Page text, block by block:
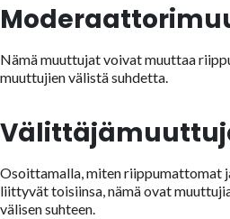
Nämä muuttujat voivat muuttaa
muuttujien välistä suhdetta.
Osoittamalla, miten riippumattomat
liittyvät toisiinsa, nämä ovat
välisen suhteen.